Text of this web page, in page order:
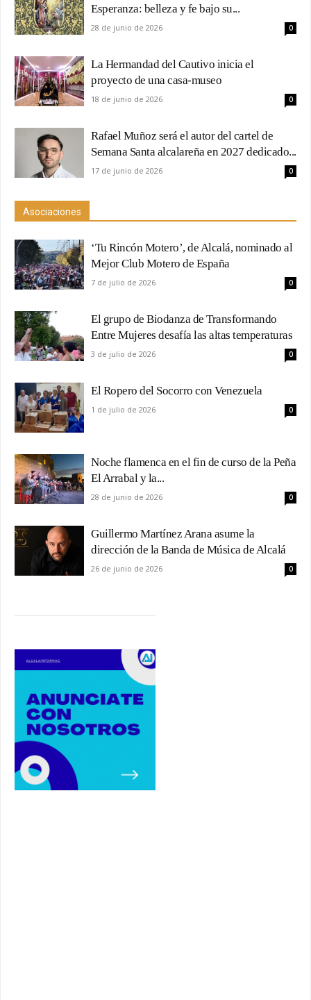
Esperanza: belleza y fe bajo su...
28 de junio de 2026 0
La Hermandad del Cautivo inicia el
proyecto de una casa-museo
18 de junio de 2026 0
Rafael Muñoz será el autor del cartel de
Semana Santa alcalareña en 2027 dedicado...
17 de junio de 2026 0
Asociaciones
‘Tu Rincón Motero’, de Alcalá, nominado al
Mejor Club Motero de España
7 de julio de 2026 0
El grupo de Biodanza de Transformando
Entre Mujeres desafía las altas temperaturas
3 de julio de 2026 0
El Ropero del Socorro con Venezuela
1 de julio de 2026 0
Noche flamenca en el fin de curso de la Peña
El Arrabal y la...
28 de junio de 2026 0
Guillermo Martínez Arana asume la
dirección de la Banda de Música de Alcalá
26 de junio de 2026 0